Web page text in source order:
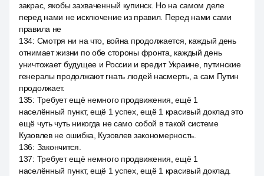
закрас, якобы захваченный купинск. Но на самом деле
перед нами не исключение из правил. Перед нами сами
правила не
134: Смотря ни на что, война продолжается, каждый день
отнимает жизни по обе стороны фронта, каждый день
уничтожает будущее и России и вредит Украине, путинские
генералы продолжают гнать людей насмерть, а сам Путин
продолжает.
135: Требует ещё немного продвижения, ещё 1
населённый пункт, ещё 1 успех, ещё 1 красивый доклад это
ещё чуть чуть никогда не само собой в такой системе
Кузовлев не ошибка, Кузовлев закономерность.
136: Закончится.
137: Требует ещё немного продвижения, ещё 1
населённый пункт, ещё 1 успех, ещё 1 красивый доклад.